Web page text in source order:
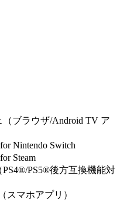
ブラウザ/Android TV ア
Nintendo Switch
Steam
PS4®/PS5®後方互換機能対
スマホアプリ）